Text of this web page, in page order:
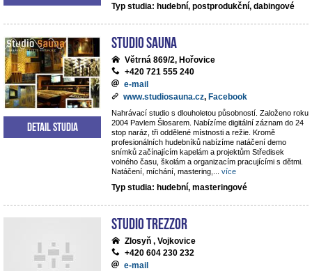
Typ studia: hudební, postprodukční, dabingové
Studio Sauna
Větrná 869/2, Hořovice
+420 721 555 240
e-mail
www.studiosauna.cz, Facebook
Nahrávací studio s dlouholetou působností. Založeno roku
2004 Pavlem Šlosarem. Nabízíme digitální záznam do 24
stop naráz, tři oddělené místnosti a režie. Kromě
profesionálních hudebníků nabízíme natáčení demo
snímků začínajícím kapelám a projektům Středisek
volného času, školám a organizacím pracujícími s dětmi.
Natáčení, míchání, mastering,
více
Typ studia: hudební, masteringové
Detail studia
STUDIO TREZZOR
Zlosyň , Vojkovice
+420 604 230 232
e-mail